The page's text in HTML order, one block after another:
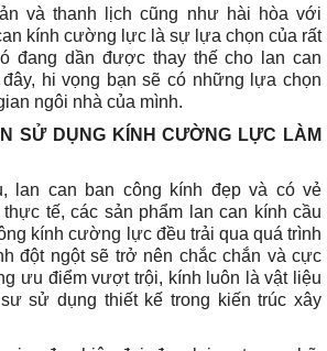
và thanh lịch cũng như hài hòa với
kính cường lực là sự lựa chọn của rất
đang dần được thay thế cho lan can
hi vọng bạn sẽ có những lựa chọn
ngôi nhà của mình.
SỬ DỤNG KÍNH CƯỜNG LỰC LÀM
lan can ban công kính đẹp và có vẻ
tế, các sản phẩm lan can kính cầu
kính cường lực đều trải qua quá trình
đột ngột sẽ trở nên chắc chắn và cực
ưu điểm vượt trội, kính luôn là vật liệu
sử dụng thiết kế trong kiến trúc xây